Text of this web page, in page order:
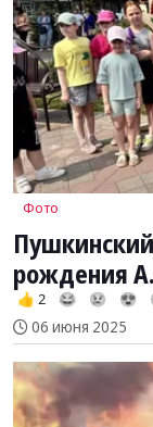
Фото
рождения
👍 2 😂 😢 😍
06 июня 2025